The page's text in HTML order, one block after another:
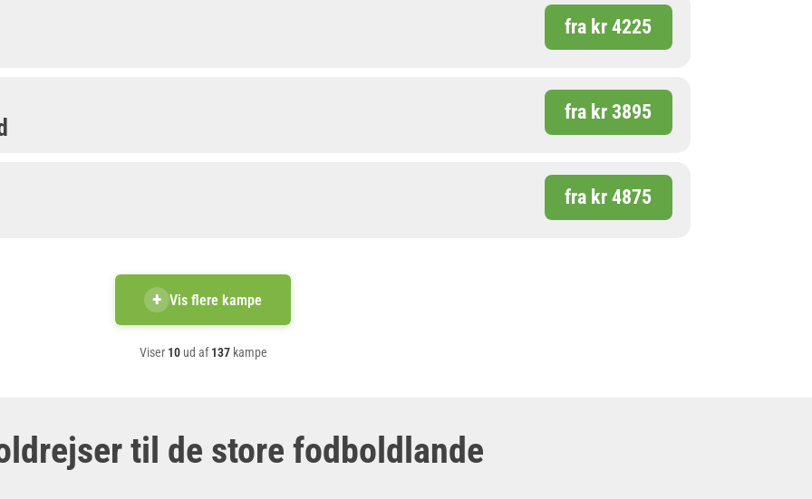
fra kr 4225
fra kr 3895
fra kr 4875
+ Vis flere kampe
Viser 10ud af137kampe
til de store fodboldlande